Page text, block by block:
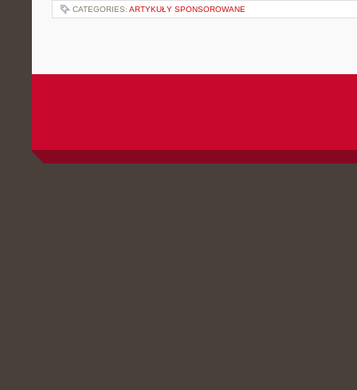
CATEGORIES: ARTYKUŁY SPONSOROWANE